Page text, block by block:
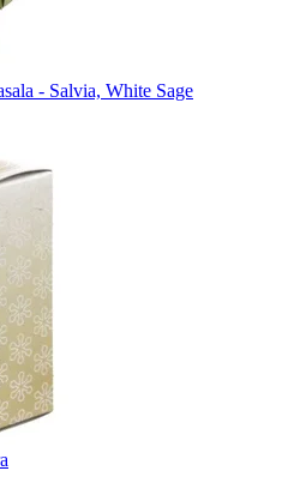
- Salvia, White Sage